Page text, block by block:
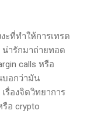
ะที่ทำให้การเทรด
น่ารักมาถ่ายทอด
calls หรือ
บอกว่ามัน
รื่องจิตวิทยาการ
อ crypto